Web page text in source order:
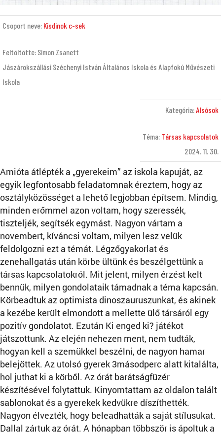
Csoport neve: Kisdinok c-sek
Feltöltötte: Simon Zsanett
Jászárokszállási Széchenyi István Általános Iskola és Alapfokú Művészeti
Iskola
Kategória:Alsósok
Téma: Társas kapcsolatok
2024. 11. 30.
Amióta átlépték a „gyerekeim” az iskola kapuját, az
egyik legfontosabb feladatomnak éreztem, hogy az
osztályközösséget a lehető legjobban építsem. Mindig,
minden erőmmel azon voltam, hogy szeressék,
tiszteljék, segítsék egymást. Nagyon vártam a
novembert, kíváncsi voltam, milyen lesz velük
feldolgozni ezt a témát. Légzőgyakorlat és
zenehallgatás után körbe ültünk és beszélgettünk a
társas kapcsolatokról. Mit jelent, milyen érzést kelt
bennük, milyen gondolataik támadnak a téma kapcsán.
Körbeadtuk az optimista dinoszauruszunkat, és akinek
a kezébe került elmondott a mellette ülő társáról egy
pozitív gondolatot. Ezután Ki enged ki? játékot
játszottunk. Az elején nehezen ment, nem tudták,
hogyan kell a szemükkel beszélni, de nagyon hamar
belejöttek. Az utolsó gyerek 3másodperc alatt kitalálta,
hol juthat ki a körből. Az órát barátságfüzér
készítésével folytattuk. Kinyomtattam az oldalon talált
sablonokat és a gyerekek kedvükre díszíthették.
Nagyon élvezték, hogy beleadhatták a saját stílusukat.
Dallal zártuk az órát. A hónapban többször is ápoltuk a